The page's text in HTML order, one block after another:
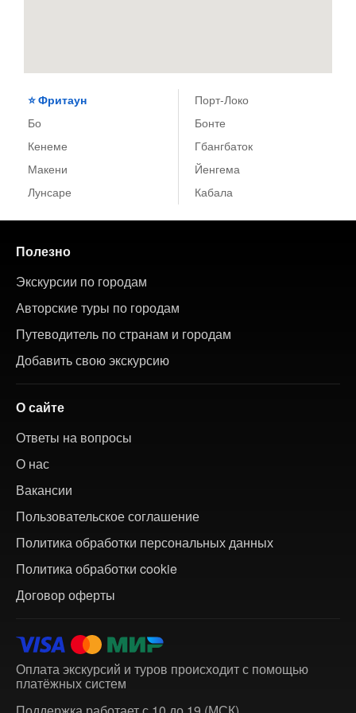
Фритаун
Бо
Кенеме
Макени
Лунсаре
Порт-Локо
Бонте
Гбангбаток
Йенгема
Кабала
Полезно
Экскурсии по городам
Авторские туры по городам
Путеводитель по странам и городам
Добавить свою экскурсию
О сайте
Ответы на вопросы
О нас
Вакансии
Пользовательское соглашение
Политика обработки персональных данных
Политика обработки cookie
Договор оферты
Оплата экскурсий и туров происходит с помощью
платёжных систем